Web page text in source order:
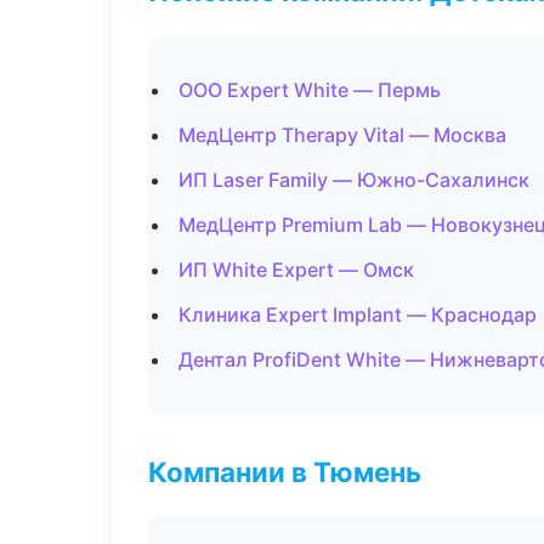
ООО Expert White — Пермь
МедЦентр Therapy Vital — Москва
ИП Laser Family — Южно-Сахалинск
МедЦентр Premium Lab —
ИП White Expert — Омск
Клиника Expert Implant — Краснодар
Дентал ProfiDent White —
Компании в Тюмень